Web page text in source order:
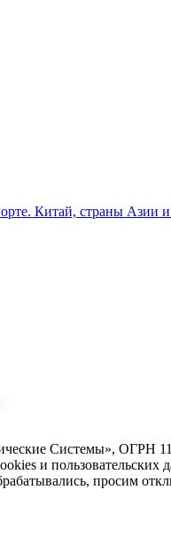
Китай, страны Азии
Системы»,
и
просим